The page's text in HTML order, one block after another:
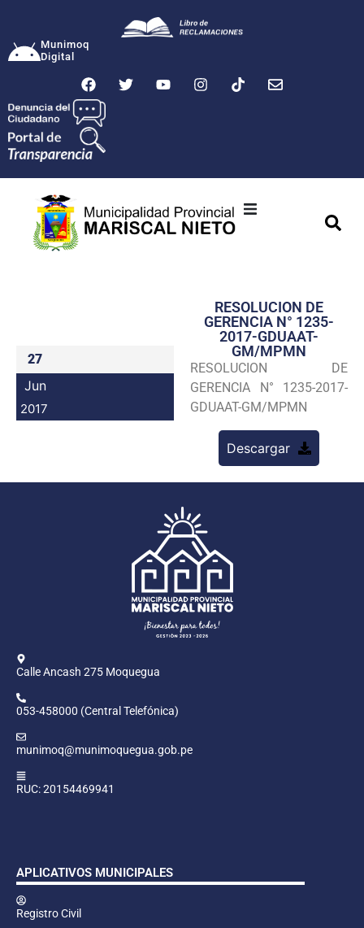
Munimoq
Digital
Transparencia
Seguridad
Programas
27
Jun
2017
RESOLUCION DE
GERENCIA N° 1235-
2017-GDUAAT-
GM/MPMN
RESOLUCION DE
GERENCIA N° 1235-2017-
GDUAAT-GM/MPMN
Descargar
Calle Ancash 275 Moquegua
053-458000 (Central Telefónica)
munimoq@munimoquegua.gob.pe
RUC: 20154469941
APLICATIVOS MUNICIPALES
Registro Civil